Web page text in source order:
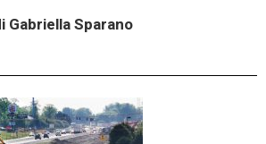
Gabriella Sparano